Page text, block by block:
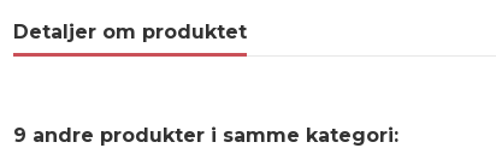
Detaljer om produktet
9 andre produkter i samme kategori: